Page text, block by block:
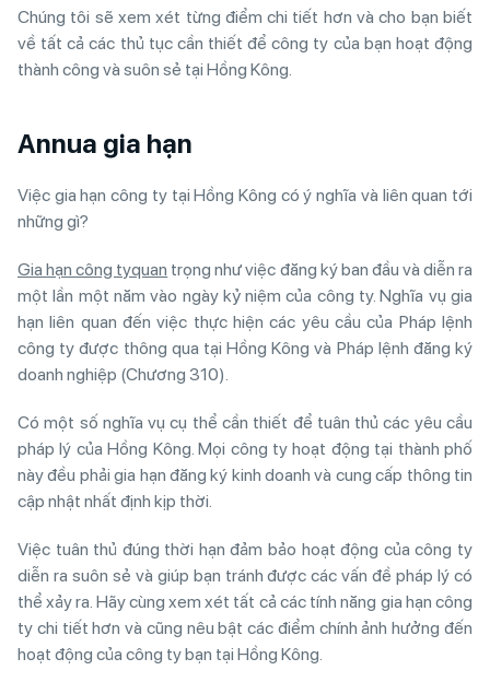
Chúng tôi sẽ xem xét từng điểm chi tiết hơn và cho bạn biết
về tất cả các thủ tục cần thiết để công ty của bạn hoạt động
thành công và suôn sẻ tại Hồng Kông.
Annua gia hạn
Việc gia hạn công ty tại Hồng Kông có ý nghĩa và liên quan tới
những gì?
Gia hạn công tyquan trọng như việc đăng ký ban đầu và diễn ra
một lần một năm vào ngày kỷ niệm của công ty. Nghĩa vụ gia
hạn liên quan đến việc thực hiện các yêu cầu của Pháp lệnh
công ty được thông qua tại Hồng Kông và Pháp lệnh đăng ký
doanh nghiệp (Chương 310).
Có một số nghĩa vụ cụ thể cần thiết để tuân thủ các yêu cầu
pháp lý của Hồng Kông. Mọi công ty hoạt động tại thành phố
này đều phải gia hạn đăng ký kinh doanh và cung cấp thông tin
cập nhật nhất định kịp thời.
Việc tuân thủ đúng thời hạn đảm bảo hoạt động của công ty
diễn ra suôn sẻ và giúp bạn tránh được các vấn đề pháp lý có
thể xảy ra. Hãy cùng xem xét tất cả các tính năng gia hạn công
ty chi tiết hơn và cũng nêu bật các điểm chính ảnh hưởng đến
hoạt động của công ty bạn tại Hồng Kông.